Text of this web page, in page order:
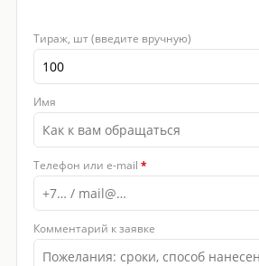
Тираж, шт (введите вручную)
Имя
Телефон или e-mail *
Комментарий к заявке